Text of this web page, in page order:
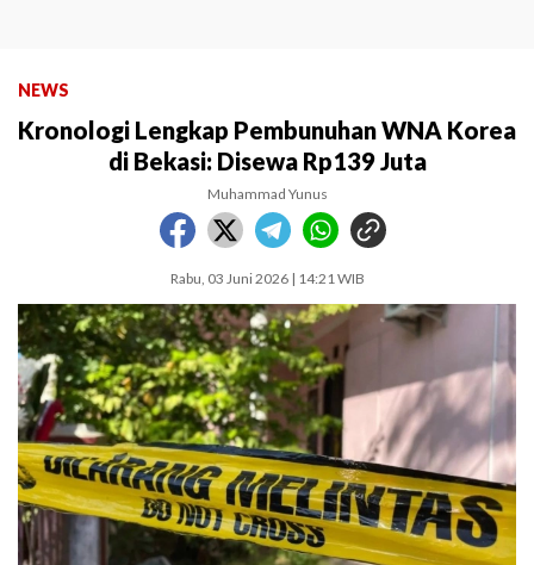
NEWS
Kronologi Lengkap Pembunuhan WNA Korea
di Bekasi: Disewa Rp139 Juta
Muhammad Yunus
Rabu, 03 Juni 2026 | 14:21 WIB